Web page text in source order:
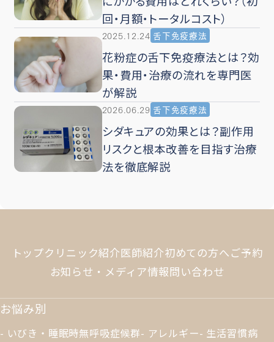
回・月額・トータルコスト）
2025.12.24 舌下免疫療法
花粉症の舌下免疫療法とは？効
果・費用・治療の流れを専門医
が解説
2026.06.29 舌下免疫療法
シダキュアの効果とは？副作用
リスクと根本改善を目指す治療
法を徹底解説
トップクリニック紹介医師紹介初めての方へ ご予約
お知らせ・メディア情報問い合わせ
お悩み別
いびき・睡眠時無呼吸症候群 アレルギー 生活習慣病